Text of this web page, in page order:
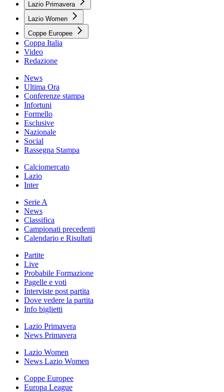
Lazio Primavera
Lazio Women
Coppe Europee
Coppa Italia
Video
Redazione
News
Ultima Ora
Conferenze stampa
Infortuni
Formello
Esclusive
Nazionale
Social
Rassegna Stampa
Calciomercato
Lazio
Inter
Serie A
News
Classifica
Campionati precedenti
Calendario e Risultati
Partite
Live
Probabile Formazione
Pagelle e voti
Interviste post partita
Dove vedere la partita
Info biglietti
Lazio Primavera
News Primavera
Lazio Women
News Lazio Women
Coppe Europee
Europa League